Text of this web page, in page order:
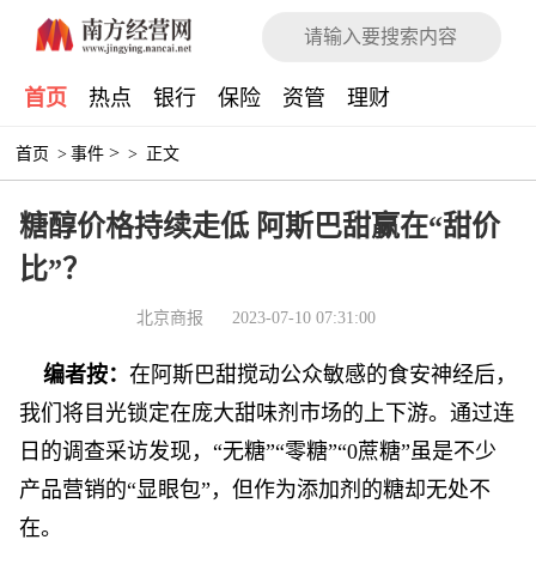
首页 热点 银行 保险 资管 理财
首页 > 事件 > > 正文
糖醇价格持续走低 阿斯巴甜赢在“甜价
比”？
北京商报 2023-07-10 07:31:00
编者按： 在阿斯巴甜搅动公众敏感的食安神经后，
我们将目光锁定在庞大甜味剂市场的上下游。通过连
日的调查采访发现，“无糖”“零糖”“0蔗糖”虽是不少
产品营销的“显眼包”，但作为添加剂的糖却无处不
在。